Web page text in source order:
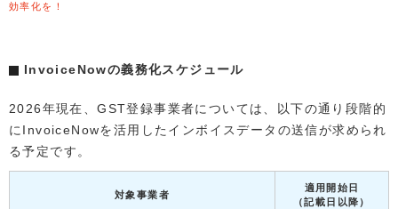
効率化を！
InvoiceNowの義務化スケジュール
2026年現在、GST登録事業者については、以下の通り段階的
にInvoiceNowを活用したインボイスデータの送信が求められ
る予定です。
対象事業者
適用開始日
（記載日以降）